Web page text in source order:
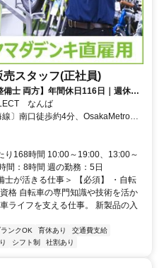
スタッフ(正社員)
備士 両方】年間休日116日｜週休2
なんば
〕南口徒歩約4分、OsakaMetro御
7分、ＪＲ関西本線〔大和路線〕
なんば駅より徒歩3～4分、地下鉄
り168時間 10:00～19:00、13:00～
間：8時間 週の勤務：5日
士が活きる仕事＞ 【必須】 ・自転
格 自転車の専門知識や技術を活か
ライフを支える仕事。 新製品の入
ランクOK 育休あり
交通費支給
シフト制 社割あり